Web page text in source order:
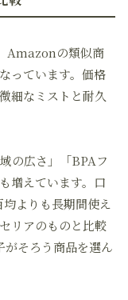
Amazonの類似商
っています。価格
細なミストと耐久
の広さ」「BPAフ
増えています。口
よりも長期間使え
リアのものと比較
がそろう商品を選ん